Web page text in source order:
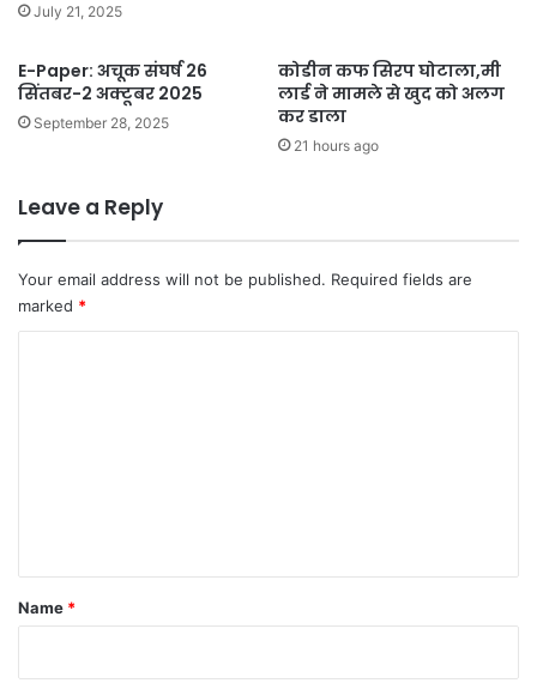
July 21, 2025
E-Paper: अचूक संघर्ष 26
सिंतबर-2 अक्टूबर 2025
September 28, 2025
कोडीन कफ सिरप घोटाला,मी
लार्ड ने मामले से खुद को अलग
कर डाला
21 hours ago
Leave a Reply
Your email address will not be published. Required fields are
marked *
*
Name *